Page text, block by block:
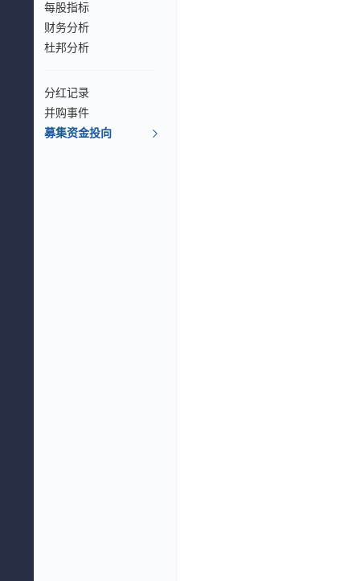
每股指标
财务分析
杜邦分析
分红记录
并购事件
募集资金投向